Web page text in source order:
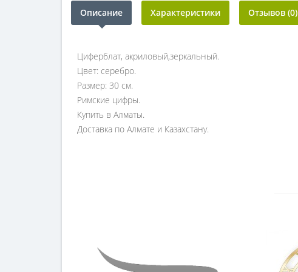
Описание Характеристики Отзывов (0)
Циферблат, акриловый,зеркальный.
Цвет: серебро.
Размер: 30 см.
Римские цифры.
Купить в Алматы.
Доставка по Алмате и Казахстану.